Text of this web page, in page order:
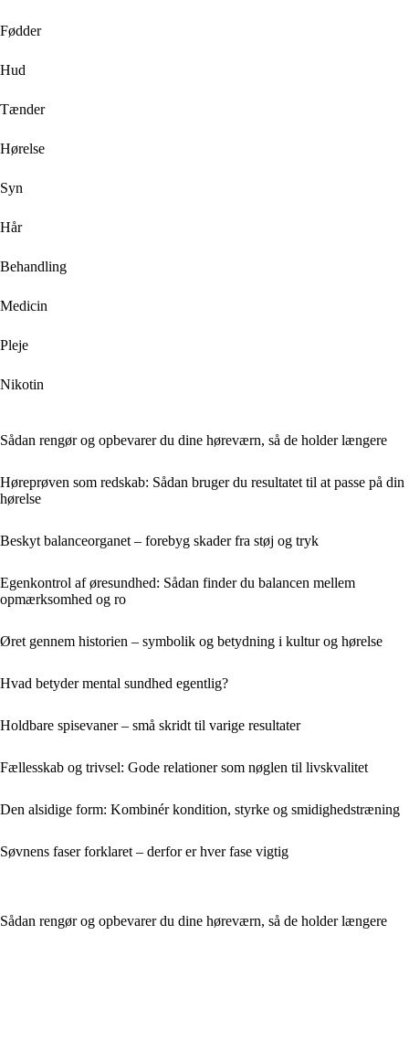
Fødder
Hud
Tænder
Hørelse
Syn
Hår
Behandling
Medicin
Pleje
Nikotin
Sådan rengør og opbevarer du dine høreværn, så de holder længere
Høreprøven som redskab: Sådan bruger du resultatet til at passe på din
hørelse
Beskyt balanceorganet – forebyg skader fra støj og tryk
Egenkontrol af øresundhed: Sådan finder du balancen mellem
opmærksomhed og ro
Øret gennem historien – symbolik og betydning i kultur og hørelse
Hvad betyder mental sundhed egentlig?
Holdbare spisevaner – små skridt til varige resultater
Fællesskab og trivsel: Gode relationer som nøglen til livskvalitet
Den alsidige form: Kombinér kondition, styrke og smidighedstræning
Søvnens faser forklaret – derfor er hver fase vigtig
Sådan rengør og opbevarer du dine høreværn, så de holder længere